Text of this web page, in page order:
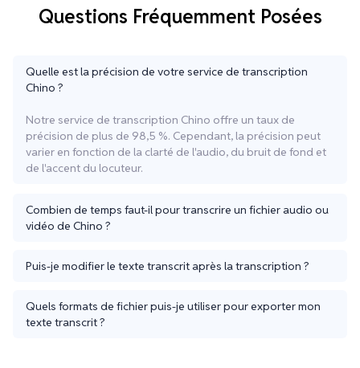
Questions Fréquemment Posées
Quelle est la précision de votre service de transcription
Chino ?
Notre service de transcription Chino offre un taux de
précision de plus de 98,5 %. Cependant, la précision peut
varier en fonction de la clarté de l'audio, du bruit de fond et
de l'accent du locuteur.
Combien de temps faut-il pour transcrire un fichier audio ou
vidéo de Chino ?
Puis-je modifier le texte transcrit après la transcription ?
Quels formats de fichier puis-je utiliser pour exporter mon
texte transcrit ?